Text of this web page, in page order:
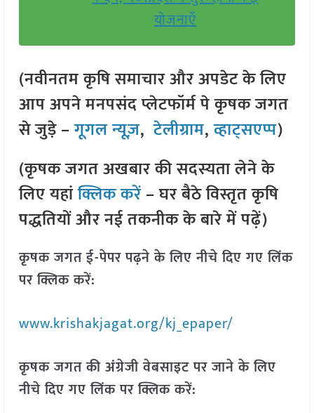
योजनाएँ
(नवीनतम कृषि समाचार और अपडेट के लिए
आप अपने मनपसंद प्लेटफॉर्म पे कृषक जगत
से जुड़े –गूगल न्यूज़,टेलीग्राम,व्हाट्सएप्प)
(कृषक जगत अखबार की सदस्यता लेने के
लिए यहांक्लिक करें– घर बैठे विस्तृत कृषि
पद्धतियों और नई तकनीक के बारे में पढ़ें)
कृषक जगत ई-पेपर पढ़ने के लिए नीचे दिए गए लिंक
पर क्लिक करें:
www.krishakjagat.org/kj_epaper/
कृषक जगत की अंग्रेजी वेबसाइट पर जाने के लिए
नीचे दिए गए लिंक पर क्लिक करें: